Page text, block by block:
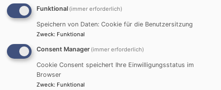
und Erwachsenen in unserer Kirche angetan wurde -
ich kann nur ahnen, welche Schmerzen die Betroffenen
ertragen müssen.Zukünftig muss gelten: Null
die Betroffenen.
In der Berichterstattung steht die ungenügende
Datenlage im Vordergrund. Das hätte tatsächlich
Funktional (immer erforderlich)
Speichern von Daten: Cookie für die Benutzersitzung
Zweck: Funktional
Consent Manager (immer erforderlich)
Cookie Consent speichert Ihre Einwilligungsstatus im
Browser
Zweck: Funktional